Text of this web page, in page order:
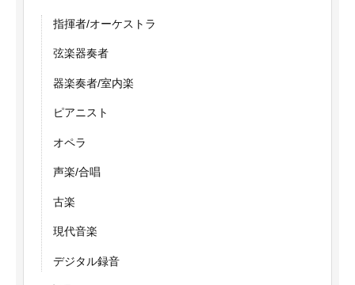
指揮者/オーケストラ
弦楽器奏者
器楽奏者/室内楽
ピアニスト
オペラ
声楽/合唱
古楽
現代音楽
デジタル録音